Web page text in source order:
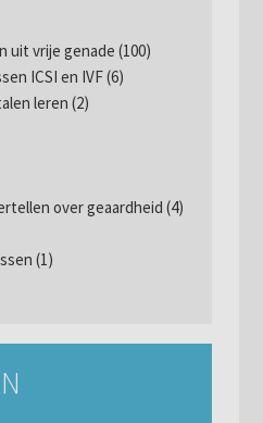
uit vrije genade (100)
ICSI en IVF (6)
leren (2)
over geaardheid (4)
(1)